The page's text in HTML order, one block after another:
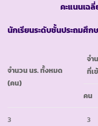
คะแนนเฉลี่ยวิชาส
นักเรียนระดับชั้นประถมศึก
จำนวน นร. ทั้งหมด
(คน)
จำ
ที่เ
คน
3 3